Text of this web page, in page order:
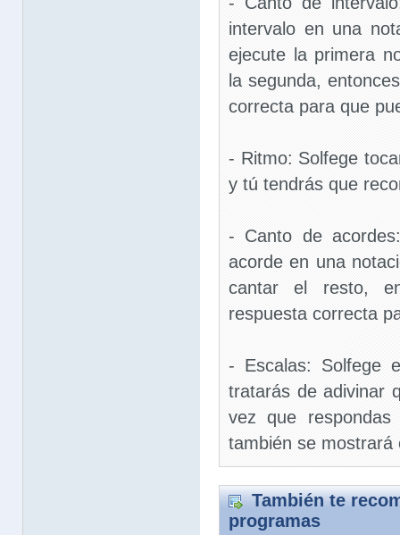
intervalo en una
ejecute la primera
la segunda,
correcta para que
- Ritmo: Solfege
y tú tendrás que
- Canto de
acorde en una
cantar el resto,
respuesta correcta
- Escalas: Solfege
tratarás de adivinar
vez que respondas
también se mostrará
También te
programas